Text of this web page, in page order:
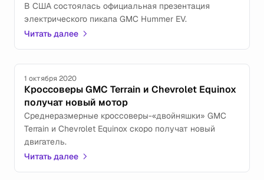
В США состоялась официальная презентация
электрического пикапа GMC Hummer EV.
Читать далее
1 октября 2020
Кроссоверы GMC Terrain и Chevrolet Equinox
получат новый мотор
Среднеразмерные кроссоверы-«двойняшки» GMC
Terrain и Chevrolet Equinox скоро получат новый
двигатель.
Читать далее